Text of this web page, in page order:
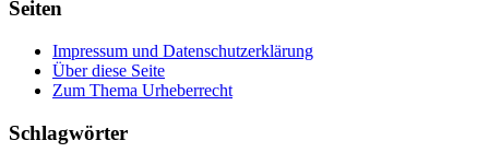
Seiten
Impressum und Datenschutzerklärung
Über diese Seite
Zum Thema Urheberrecht
Schlagwörter